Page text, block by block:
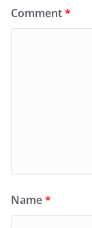
Comment*
Name*